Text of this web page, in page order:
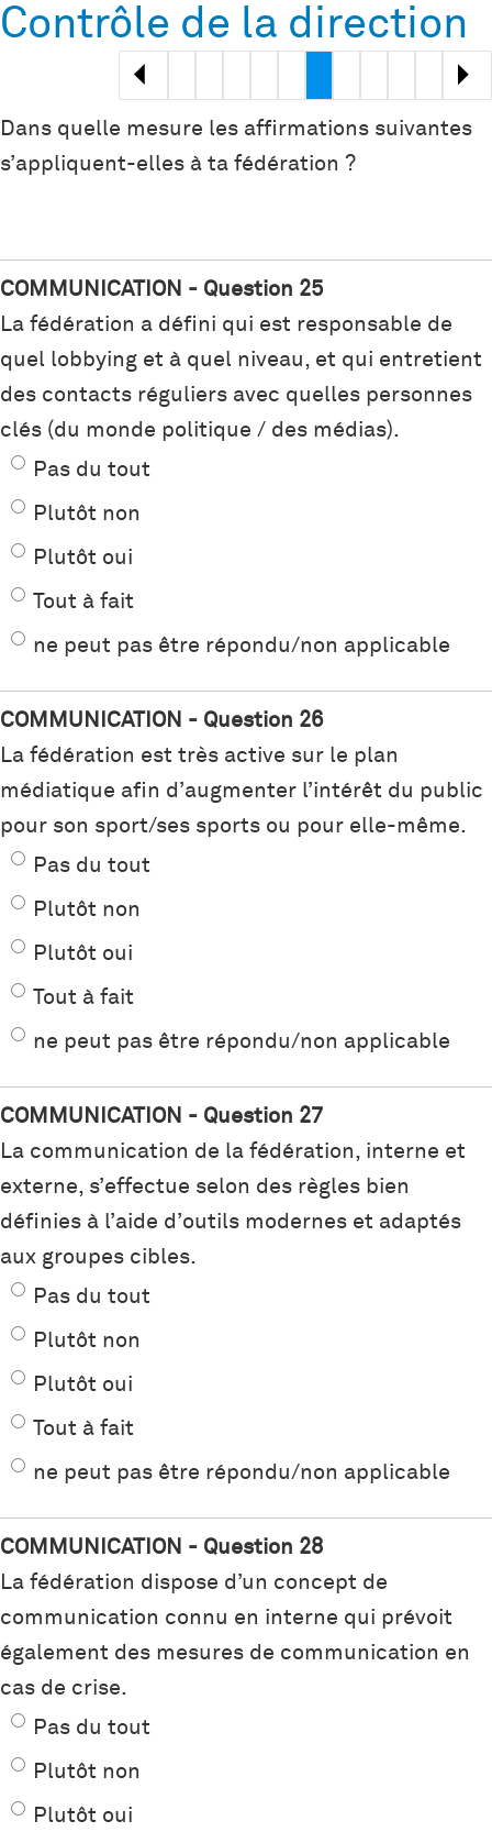
Contrôle de la direction
>
Dans quelle mesure les affirmations suivantes
s’appliquent-elles à ta fédération ?
COMMUNICATION - Question 25
La fédération a défini qui est responsable de
quel lobbying et à quel niveau, et qui entretient
des contacts réguliers avec quelles personnes
clés (du monde politique / des médias).
Pas du tout
Plutôt non
Plutôt oui
Tout à fait
ne peut pas être répondu/non applicable
COMMUNICATION - Question 26
La fédération est très active sur le plan
médiatique afin d’augmenter l’intérêt du public
pour son sport/ses sports ou pour elle-même.
Pas du tout
Plutôt non
Plutôt oui
Tout à fait
ne peut pas être répondu/non applicable
COMMUNICATION - Question 27
La communication de la fédération, interne et
externe, s’effectue selon des règles bien
définies à l’aide d’outils modernes et adaptés
aux groupes cibles.
Pas du tout
Plutôt non
Plutôt oui
Tout à fait
ne peut pas être répondu/non applicable
COMMUNICATION - Question 28
La fédération dispose d’un concept de
communication connu en interne qui prévoit
également des mesures de communication en
cas de crise.
Pas du tout
Plutôt non
Plutôt oui